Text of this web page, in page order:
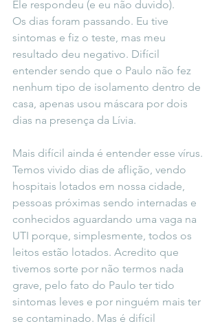
Ele respondeu (e eu não duvido).
Os dias foram passando. Eu tive
sintomas e fiz o teste, mas meu
resultado deu negativo. Difícil
entender sendo que o Paulo não fez
nenhum tipo de isolamento dentro de
casa, apenas usou máscara por dois
dias na presença da Lívia.
Mais difícil ainda é entender esse vírus.
Temos vivido dias de aflição, vendo
hospitais lotados em nossa cidade,
pessoas próximas sendo internadas e
conhecidos aguardando uma vaga na
UTI porque, simplesmente, todos os
leitos estão lotados. Acredito que
tivemos sorte por não termos nada
grave, pelo fato do Paulo ter tido
sintomas leves e por ninguém mais ter
se contaminado. Mas é difícil